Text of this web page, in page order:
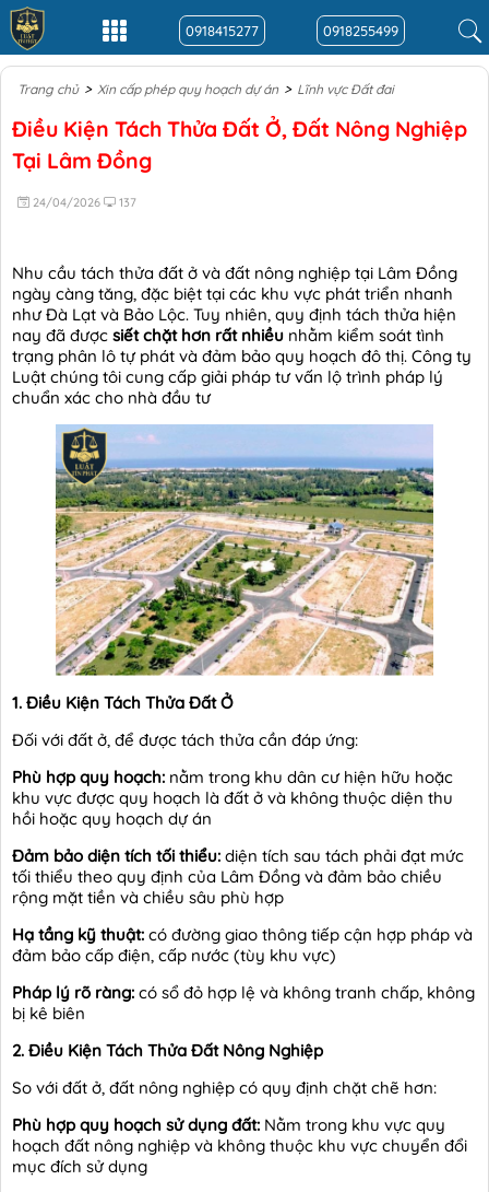
0918415277 0918255499
Trang chủ > Xin cấp phép quy hoạch dự án > Lĩnh vực Đất đai
Điều Kiện Tách Thửa Đất Ở, Đất Nông Nghiệp
Tại Lâm Đồng
24/04/2026 137
Nhu cầu tách thửa đất ở và đất nông nghiệp tại Lâm Đồng
ngày càng tăng, đặc biệt tại các khu vực phát triển nhanh
như Đà Lạt và Bảo Lộc. Tuy nhiên, quy định tách thửa hiện
nay đã được siết chặt hơn rất nhiều nhằm kiểm soát tình
trạng phân lô tự phát và đảm bảo quy hoạch đô thị. Công ty
Luật chúng tôi cung cấp giải pháp tư vấn lộ trình pháp lý
chuẩn xác cho nhà đầu tư
1. Điều Kiện Tách Thửa Đất Ở
Đối với đất ở, để được tách thửa cần đáp ứng:
Phù hợp quy hoạch: nằm trong khu dân cư hiện hữu hoặc
khu vực được quy hoạch là đất ở và không thuộc diện thu
hồi hoặc quy hoạch dự án
Đảm bảo diện tích tối thiểu: diện tích sau tách phải đạt mức
tối thiểu theo quy định của Lâm Đồng và đảm bảo chiều
rộng mặt tiền và chiều sâu phù hợp
Hạ tầng kỹ thuật: có đường giao thông tiếp cận hợp pháp và
đảm bảo cấp điện, cấp nước (tùy khu vực)
Pháp lý rõ ràng: có sổ đỏ hợp lệ và không tranh chấp, không
bị kê biên
2. Điều Kiện Tách Thửa Đất Nông Nghiệp
So với đất ở, đất nông nghiệp có quy định chặt chẽ hơn:
Phù hợp quy hoạch sử dụng đất: Nằm trong khu vực quy
hoạch đất nông nghiệp và không thuộc khu vực chuyển đổi
mục đích sử dụng